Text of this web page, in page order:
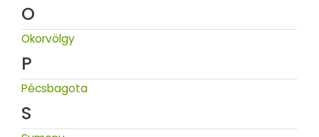
O
Okorvölgy
P
Pécsbagota
S